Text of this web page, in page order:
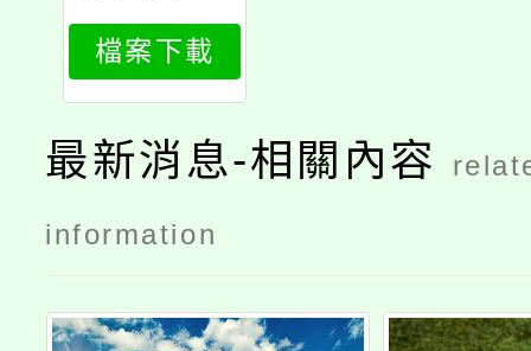
初級預防推
廣社區防暴
宣講師」課
程訓練簡章
檔案下載
最新消息-相關內容
information